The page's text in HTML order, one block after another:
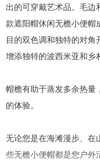
出的可穿戴艺术品。毛
款遮阳帽休闲无檐小便帽
目的双色调和独特的对
增添独特的波西米亚和乡
帽檐有助于蒸发多余热量
的体验。
无论您是在海滩漫步、在
些无檐小便帽都是您户外